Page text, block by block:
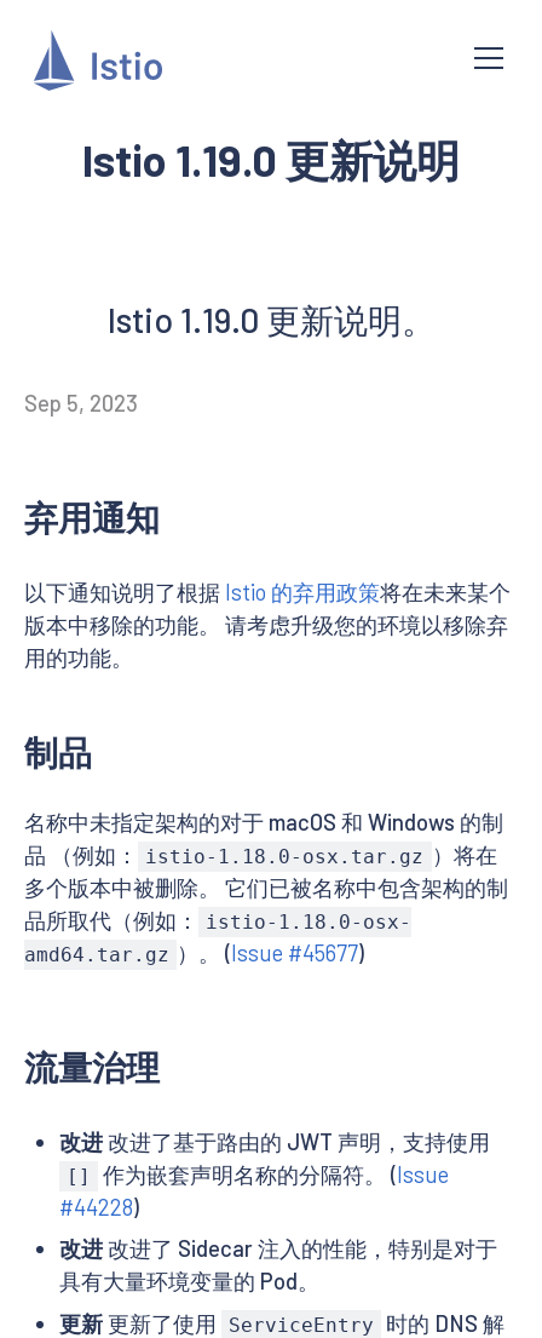
Istio 1.19.0 更新说明
Istio 1.19.0 更新说明。
Sep 5, 2023
弃用通知
以下通知说明了根据 Istio 的弃用政策将在未来某个
版本中移除的功能。 请考虑升级您的环境以移除弃
用的功能。
制品
名称中未指定架构的对于 macOS 和 Windows 的制
品 （例如：
istio-1.18.0-osx.tar.gz ）将在
多个版本中被删除。 它们已被名称中包含架构的制
品所取代（例如：
istio-1.18.0-osx-
amd64.tar.gz ）。 (Issue #45677)
流量治理
改进改进了基于路由的 JWT 声明，支持使用
[] 作为嵌套声明名称的分隔符。 (Issue
#44228)
改进改进了 Sidecar 注入的性能，特别是对于
具有大量环境变量的 Pod。
更新更新了使用 ServiceEntry
时的 DNS 解